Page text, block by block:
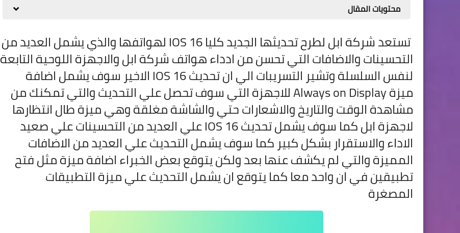
محتويات المقال
تستعد شركة ابل لطرح تحديثها الجديد كليا IOS 16 لهواتفها والذي يشمل العديد من
التحسينات والاضافات التي تحسن من ادداء هواتف شركة ابل والاجهزة اللوحية التابعة
لنفس السلسلة وتشير التسريبات الي ان تحديث IOS 16 الاخير سوف يشمل اضافة
ميزة Always on Display للاجهزة التي سوف تحصل علي التحديث والتي تمكنك من
مشاهدة الوقت والتاريخ والاشعارات حتي والشاشة مغلقة وهي ميزة طال انتظارها
لاجهزة ابل كما سوف يشمل تحديث IOS 16 علي العديد من التحسينات علي صعيد
الاداء والاستقرار بشكل كبير كما سوف يشمل التحديث علي العديد من الاضافات
المميزة والتي لم يكشف عنها بعد ولكن يتوقع بعض الخبراء اضافة ميزة مثل فتح
تطبيقين في ان واحد معا كما يتوقع ان يشمل التحديث علي ميزة التطبيقات
المصغرة